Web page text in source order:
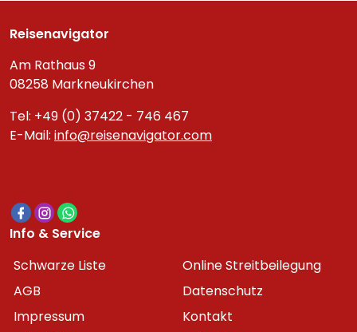
Reisenavigator
Am Rathaus 9
08258 Markneukirchen
Tel: +49 (0) 37422 - 746 467
E-Mail: info@reisenavigator.com
Info & Service
Schwarze Liste
Online Streitbeilegung
AGB
Datenschutz
Impressum
Kontakt